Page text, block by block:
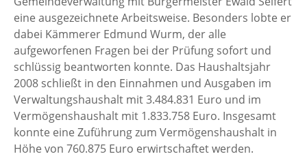
eine ausgezeichnete Arbeitsweise. Besonders lobte er
dabei Kämmerer Edmund Wurm, der alle
aufgeworfenen Fragen bei der Prüfung sofort und
schlüssig beantworten konnte. Das Haushaltsjahr
2008 schließt in den Einnahmen und Ausgaben im
Verwaltungshaushalt mit 3.484.831 Euro und im
Vermögenshaushalt mit 1.833.758 Euro. Insgesamt
konnte eine Zuführung zum Vermögenshaushalt in
Höhe von 760.875 Euro erwirtschaftet werden.